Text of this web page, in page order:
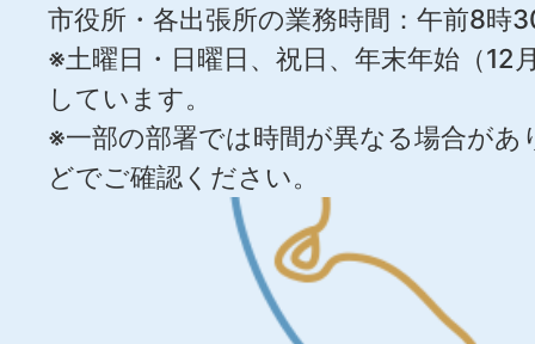
市役所・各出張所の業務時間：午前8時
※土曜日・日曜日、祝日、年末年始（12
しています。
※一部の部署では時間が異なる場合が
どでご確認ください。